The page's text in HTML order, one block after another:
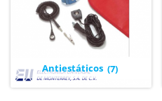
Antiestáticos (7)